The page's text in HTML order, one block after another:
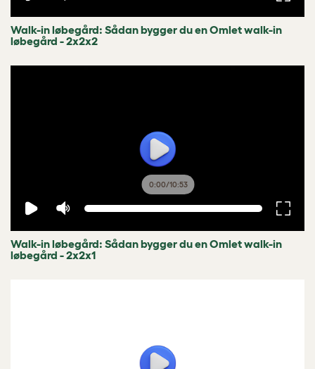
Walk-in løbegård: Sådan bygger du en Omlet walk-in
løbegård - 2x2x2
0:00/10:53
Walk-in løbegård: Sådan bygger du en Omlet walk-in
løbegård - 2x2x1